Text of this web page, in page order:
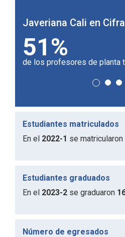
Javeriana Cali en
180
universidades aliadas en el
Estudiantes matriculados
En el 2022-1 se matricularon
Estudiantes graduados
En el 2023-2 se graduaron
Número de egresados